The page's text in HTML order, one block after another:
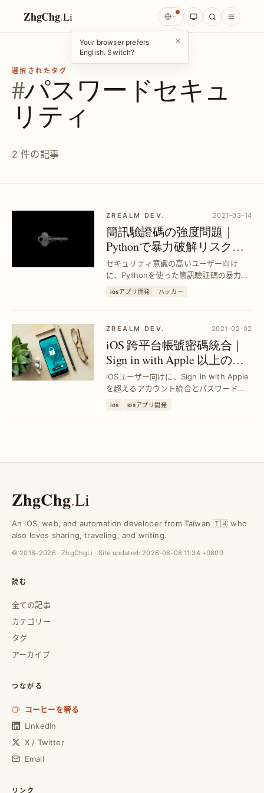
ZhgChg.Li
Your browser prefers
English. Switch?
×
選択されたタグ
#パスワードセキュ
リティ
2 件の記事
ZREALM DEV. 2021-03-14
簡訊驗證碼の強度問題｜
Pythonで暴力破解リスクを
解明
セキュリティ意識の高いユーザー向け
に、Pythonを使った簡訊驗証碼の暴力破
解事例を紹介し、その脆弱性を明確化。
iosアプリ開発 ハッカー
ZREALM DEV. 2021-02-02
iOS 跨平台帳號密碼統合｜
Sign in with Apple 以上のロ
グイン強化法
iOSユーザー向けに、Sign in with Apple
を超えるアカウント統合とパスワード管
理でログイン体験を劇的に向上。複数プ
ios iosアプリ開発
ZhgChg.Li
An iOS, web, and automation developer from Taiwan 🇹🇼 who
also loves sharing, traveling, and writing.
© 2018–2026 · ZhgChgLi · Site updated: 2026-08-08 11:34 +0800
読む
全ての記事
カテゴリー
タグ
アーカイブ
つながる
コーヒーを奢る
LinkedIn
X / Twitter
Email
リンク